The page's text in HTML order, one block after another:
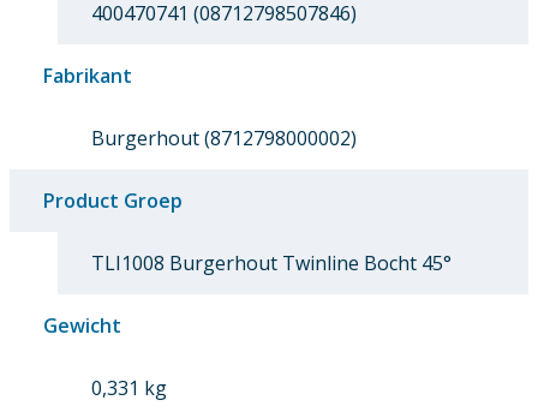
400470741 (08712798507846)
Fabrikant
Burgerhout (8712798000002)
Product Groep
TLI1008 Burgerhout Twinline Bocht 45°
Gewicht
0,331 kg